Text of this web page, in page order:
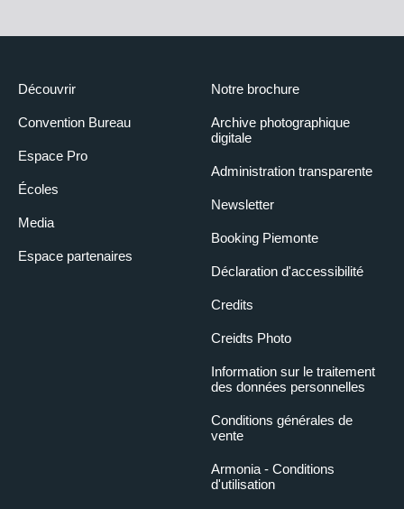
Découvrir
Convention Bureau
Espace Pro
Écoles
Media
Espace partenaires
Notre brochure
Archive photographique
digitale
Administration transparente
Newsletter
Booking Piemonte
Déclaration d'accessibilité
Credits
Creidts Photo
Information sur le traitement
des données personnelles
Conditions générales de
vente
Armonia - Conditions
d'utilisation